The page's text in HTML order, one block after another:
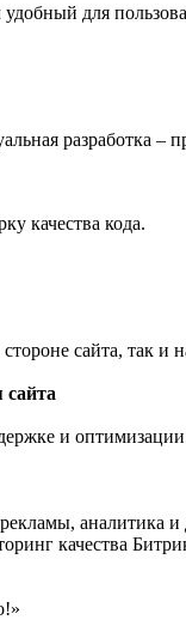
для
разработка –
качества кода.
сайта, так и
сайта
и
аналитика
качества